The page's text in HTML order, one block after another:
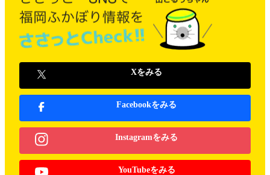
Xをみる
Facebookをみる
Instagramをみる
YouTubeをみる